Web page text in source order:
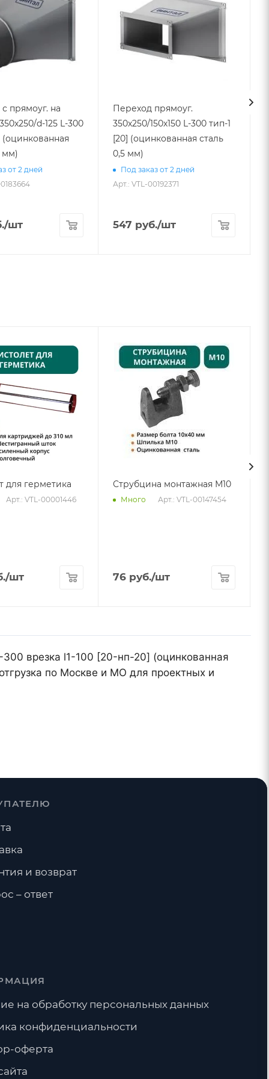
прямоуг. на
d-125 L-300
(оцинкованная
мм)
от 2 дней
/шт
Переход прямоуг.
350х250/150х150 L-300 тип-1
[20] (оцинкованная сталь
0,5 мм)
Под заказ от 2 дней
Арт.: VTL-00192371
547 руб./шт
для герметика
Арт.: VTL-00001446
/шт
Струбцина монтажная М10
Много Арт.: VTL-00147454
76 руб./шт
врезка l1-100 [20-нп-20] (оцинкованная
по Москве и МО для проектных и
и возврат
– ответ
на обработку персональных данных
конфиденциальности
оферта